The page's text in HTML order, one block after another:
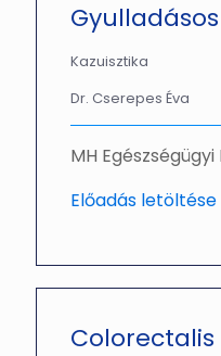
Kazuisztika
Dr. Cserepes Éva
MH
Előadás letöltése